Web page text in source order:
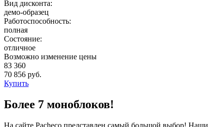
Вид дисконта:
демо-образец
Работоспособность:
полная
Состояние:
отличное
Возможно изменение цены
83 360
70 856 руб.
Купить
Более 7 моноблоков!
На сайте Pacheco представлен самый большой выбор! Наши